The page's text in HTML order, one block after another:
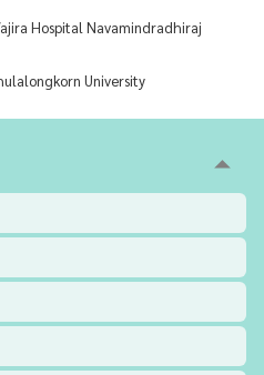
Hospital Navamindradhiraj
University